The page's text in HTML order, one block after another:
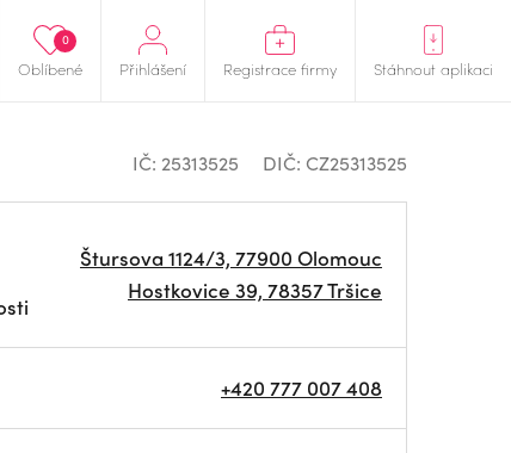
Oblíbené
0
Přihlášení Registrace firmy Stáhnout aplikaci
IČ: 25313525 DIČ: CZ25313525
Štursova 1124/3, 77900 Olomouc
Hostkovice 39, 78357 Tršice
+420 777 007 408